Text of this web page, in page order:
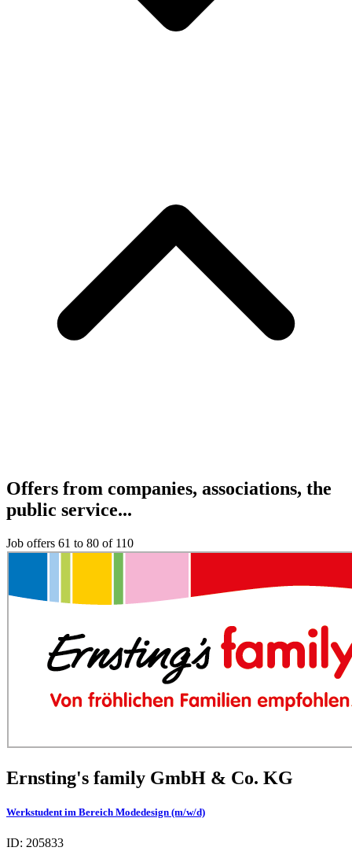
Offers from companies, associations, the
public service...
Job offers 61 to 80 of 110
Ernsting's family GmbH & Co. KG
Werkstudent im Bereich Modedesign (m/w/d)
ID: 205833